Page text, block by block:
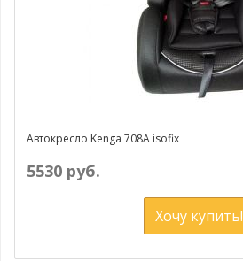
Автокресло Kenga 708A isofix
5530 руб.
Хочу купить!